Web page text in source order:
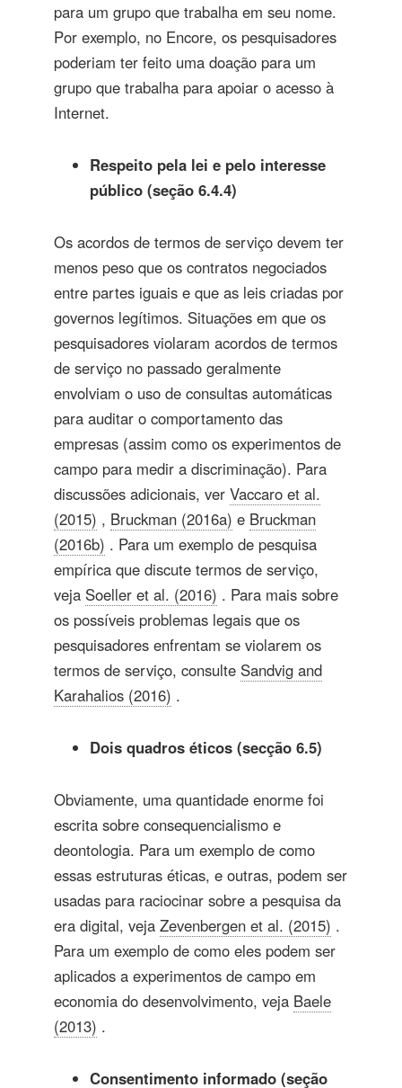
para um grupo que trabalha em seu nome.
Por exemplo, no Encore, os pesquisadores
poderiam ter feito uma doação para um
grupo que trabalha para apoiar o acesso à
Internet.
Respeito pela lei e pelo interesse
público (seção 6.4.4)
Os acordos de termos de serviço devem ter
menos peso que os contratos negociados
entre partes iguais e que as leis criadas por
governos legítimos. Situações em que os
pesquisadores violaram acordos de termos
de serviço no passado geralmente
envolviam o uso de consultas automáticas
para auditar o comportamento das
empresas (assim como os experimentos de
campo para medir a discriminação). Para
discussões adicionais, ver Vaccaro et al.
(2015) , Bruckman (2016a) e Bruckman
(2016b) . Para um exemplo de pesquisa
empírica que discute termos de serviço,
veja Soeller et al. (2016) . Para mais sobre
os possíveis problemas legais que os
pesquisadores enfrentam se violarem os
termos de serviço, consulte Sandvig and
Karahalios (2016) .
Dois quadros éticos (secção 6.5)
Obviamente, uma quantidade enorme foi
escrita sobre consequencialismo e
deontologia. Para um exemplo de como
essas estruturas éticas, e outras, podem ser
usadas para raciocinar sobre a pesquisa da
era digital, veja Zevenbergen et al. (2015) .
Para um exemplo de como eles podem ser
aplicados a experimentos de campo em
economia do desenvolvimento, veja Baele
(2013) .
Consentimento informado (seção